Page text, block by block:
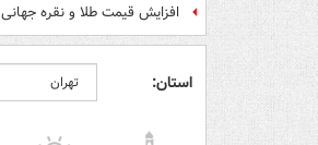
افزایش قیمت طلا و نقره جهانی
استان: